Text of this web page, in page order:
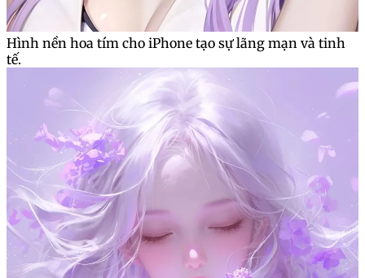
Hình nền hoa tím cho iPhone tạo sự lãng mạn và tinh
tế.